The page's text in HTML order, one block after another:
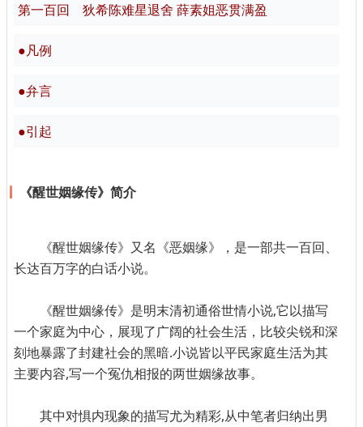
第一百回 狄希陈难星退舍 薛素姐恶贯满盈
●凡例
●弁言
●引起
《醒世姻缘传》简介
《醒世姻缘传》又名《恶姻缘》，是一部共一百回、
长达百万字的白话小说。
《醒世姻缘传》是明末清初通俗世情小说,它以描写
一个家庭为中心，展现了广阔的社会生活，比较尖锐和深
刻地暴露了封建社会的黑暗.小说皆以平民家庭生活为其
主要内容,写一个冤仇相报的两世姻缘故事。
其中对惧内现象的描写尤为精彩,从中笔者归纳出男